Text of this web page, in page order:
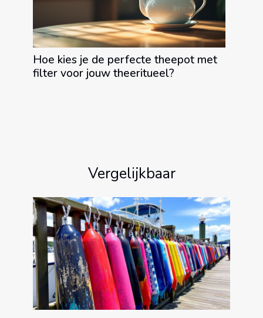
Hoe kies je de perfecte theepot met
filter voor jouw theeritueel?
Vergelijkbaar